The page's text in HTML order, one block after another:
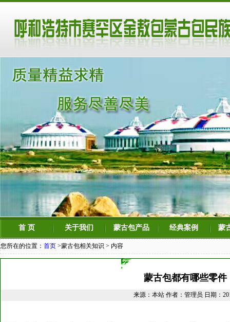
首 页 关于我们 蒙古包产品 经典案例 蒙
您所在的位置： 首页 >蒙古包相关知识 > 内容
蒙古包都有哪些零件
来源：本站 作者：管理员 日期：